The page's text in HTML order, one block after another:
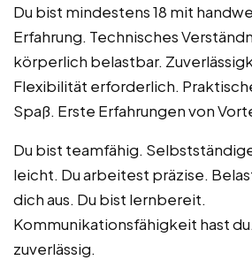
Du bist mindestens 18 mit
Erfahrung. Technisches
körperlich belastbar.
Flexibilität erforderlich.
Spaß. Erste Erfahrungen von
Du bist teamfähig.
leicht. Du arbeitest präzise.
dich aus. Du bist lernbereit.
Kommunikationsfähigkeit hast
zuverlässig.